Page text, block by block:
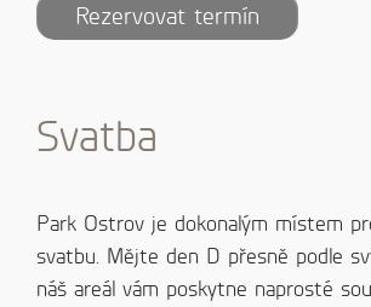
Rezervovat termín
Svatba
Park Ostrov je dokonalým místem
svatbu. Mějte den D přesně podle
náš areál vám poskytne naprosté